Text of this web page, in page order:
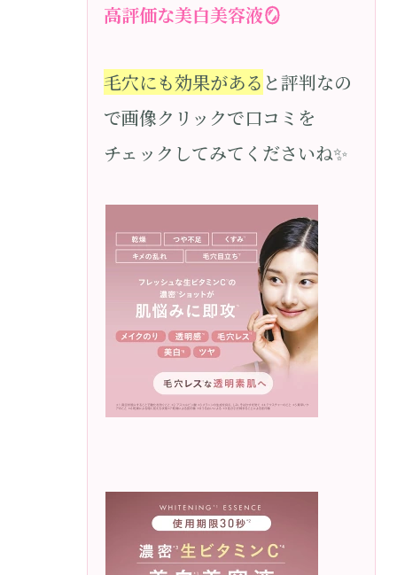
高評価な美白美容液🪞
毛穴にも効果がある と評判なの
で画像クリックで口コミを
チェックしてみてくださいね✨